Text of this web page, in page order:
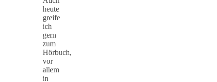
heute
greife
ich
gern
zum
Hörbuch,
vor
allem
in